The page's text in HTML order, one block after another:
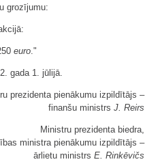
grozījumu:
euro."
gada 1. jūlijā.
prezidenta pienākumu izpildītājs ‒
finanšu ministrs J. Reirs
Ministru prezidenta biedra,
ministra pienākumu izpildītājs ‒
ārlietu ministrs E. Rinkēvičs